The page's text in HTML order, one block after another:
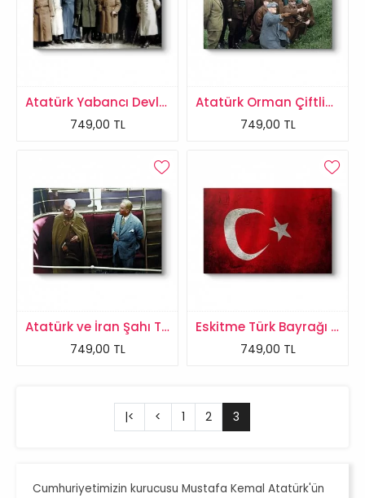
Atatürk Yabancı Devlet Adamları Tablosu
749,00 TL
Atatürk Orman Çiftliği Tablosu
749,00 TL
Atatürk ve İran Şahı Tablosu
749,00 TL
Eskitme Türk Bayrağı Tablosu
749,00 TL
|< < 1 2 3
Cumhuriyetimizin kurucusu Mustafa Kemal Atatürk'ün